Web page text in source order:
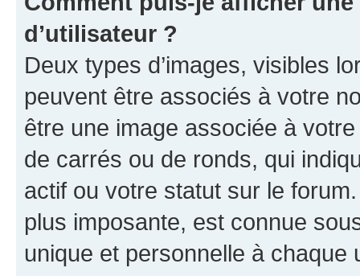
d’utilisateur ?
Deux types d’images, visibles
peuvent être associés à votre
être une image associée à
de carrés ou de ronds, qui
actif ou votre statut sur le
plus imposante, est connue
unique et personnelle à chaque